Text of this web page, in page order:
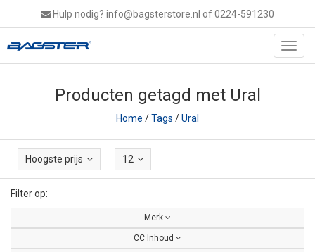
Hulp nodig? info@bagsterstore.nl of 0224-591230
Producten getagd met Ural
Home /Tags /Ural
Hoogste prijs 12
Filter op:
Merk
CC Inhoud